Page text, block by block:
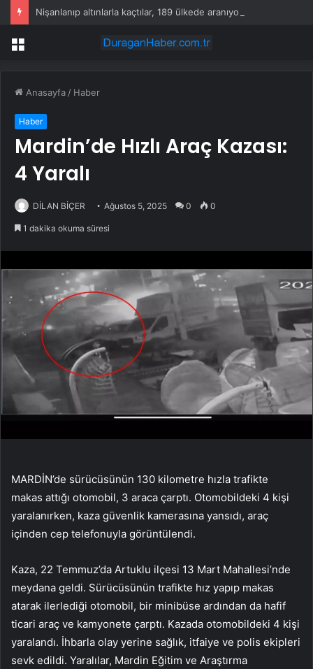
Nişanlanıp altınlarla kaçtılar, 189 ülkede aranıyorlar
Menü
Anasayfa / Haber
Haber
Mardin’de Hızlı Araç Kazası:
4 Yaralı
DİLAN BİÇER Ağustos 5, 2025 0 0
1 dakika okuma süresi
MARDİN’de sürücüsünün 130 kilometre hızla trafikte
makas attığı otomobil, 3 araca çarptı. Otomobildeki 4 kişi
yaralanırken, kaza güvenlik kamerasına yansıdı, araç
içinden cep telefonuyla görüntülendi.
Kaza, 22 Temmuz’da Artuklu ilçesi 13 Mart Mahallesi’nde
meydana geldi. Sürücüsünün trafikte hız yapıp makas
atarak ilerlediği otomobil, bir minibüse ardından da hafif
ticari araç ve kamyonete çarptı. Kazada otomobildeki 4 kişi
yaralandı. İhbarla olay yerine sağlık, itfaiye ve polis ekipleri
sevk edildi. Yaralılar, Mardin Eğitim ve Araştırma